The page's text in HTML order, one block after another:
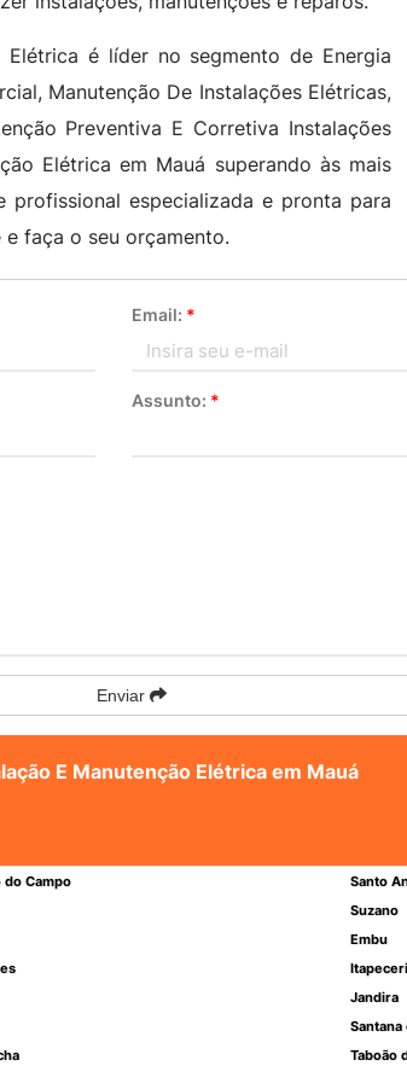
Elétrica é líder no segmento de Energia
Manutenção De Instalações Elétricas,
Preventiva E Corretiva Instalações
Elétrica em Mauá superando às mais
profissional especializada e pronta para
faça o seu orçamento.
Email: *
Assunto: *
Enviar
E Manutenção Elétrica em Mauá
do Campo
Santo
Suzano
Embu
Jandira
Santana
Taboão